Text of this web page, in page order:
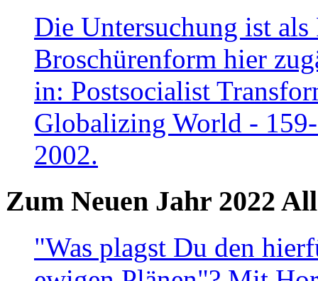
Die Untersuchung ist
Broschürenform hier
in: Postsocialist
Globalizing World -
2002.
Zum Neuen Jahr 2022
"Was plagst Du den